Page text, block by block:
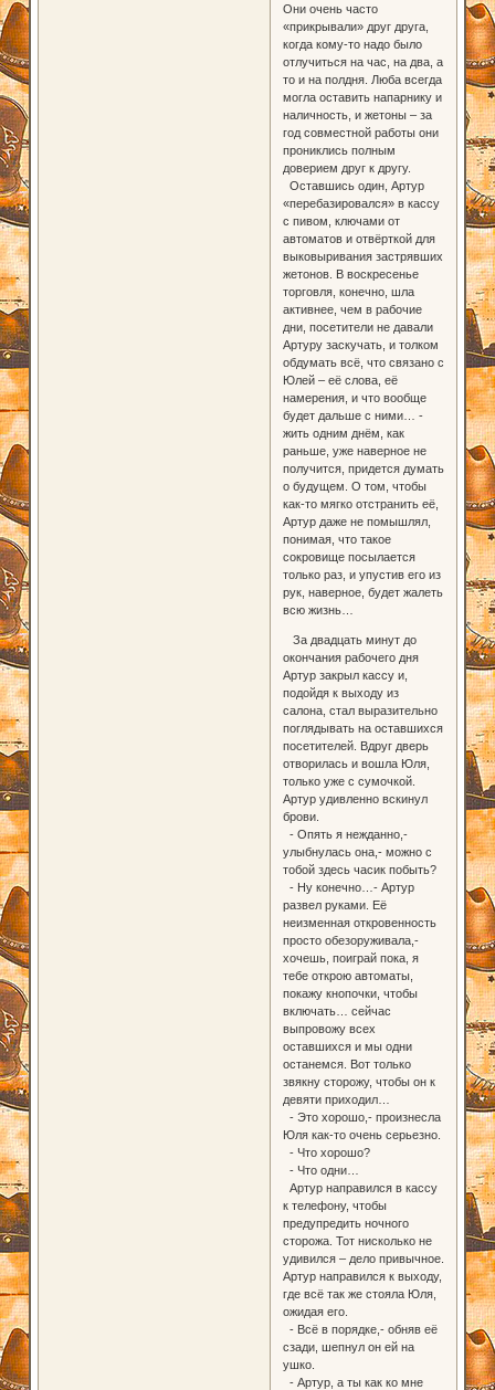
Они очень часто
«прикрывали» друг друга,
когда кому-то надо было
отлучиться на час, на два, а
то и на полдня. Люба всегда
могла оставить напарнику и
наличность, и жетоны – за
год совместной работы они
прониклись полным
доверием друг к другу.
Оставшись один, Артур
«перебазировался» в кассу
с пивом, ключами от
автоматов и отвёрткой для
выковыривания застрявших
жетонов. В воскресенье
торговля, конечно, шла
активнее, чем в рабочие
дни, посетители не давали
Артуру заскучать, и толком
обдумать всё, что связано с
Юлей – её слова, её
намерения, и что вообще
будет дальше с ними… -
жить одним днём, как
раньше, уже наверное не
получится, придется думать
о будущем. О том, чтобы
как-то мягко отстранить её,
Артур даже не помышлял,
понимая, что такое
сокровище посылается
только раз, и упустив его из
рук, наверное, будет жалеть
всю жизнь…
За двадцать минут до
окончания рабочего дня
Артур закрыл кассу и,
подойдя к выходу из
салона, стал выразительно
поглядывать на оставшихся
посетителей. Вдруг дверь
отворилась и вошла Юля,
только уже с сумочкой.
Артур удивленно вскинул
брови.
- Опять я нежданно,-
улыбнулась она,- можно с
тобой здесь часик побыть?
- Ну конечно…- Артур
развел руками. Её
неизменная откровенность
просто обезоруживала,-
хочешь, поиграй пока, я
тебе открою автоматы,
покажу кнопочки, чтобы
включать… сейчас
выпровожу всех
оставшихся и мы одни
останемся. Вот только
звякну сторожу, чтобы он к
девяти приходил…
- Это хорошо,- произнесла
Юля как-то очень серьезно.
- Что хорошо?
- Что одни…
Артур направился в кассу
к телефону, чтобы
предупредить ночного
сторожа. Тот нисколько не
удивился – дело привычное.
Артур направился к выходу,
где всё так же стояла Юля,
ожидая его.
- Всё в порядке,- обняв её
сзади, шепнул он ей на
ушко.
- Артур, а ты как ко мне